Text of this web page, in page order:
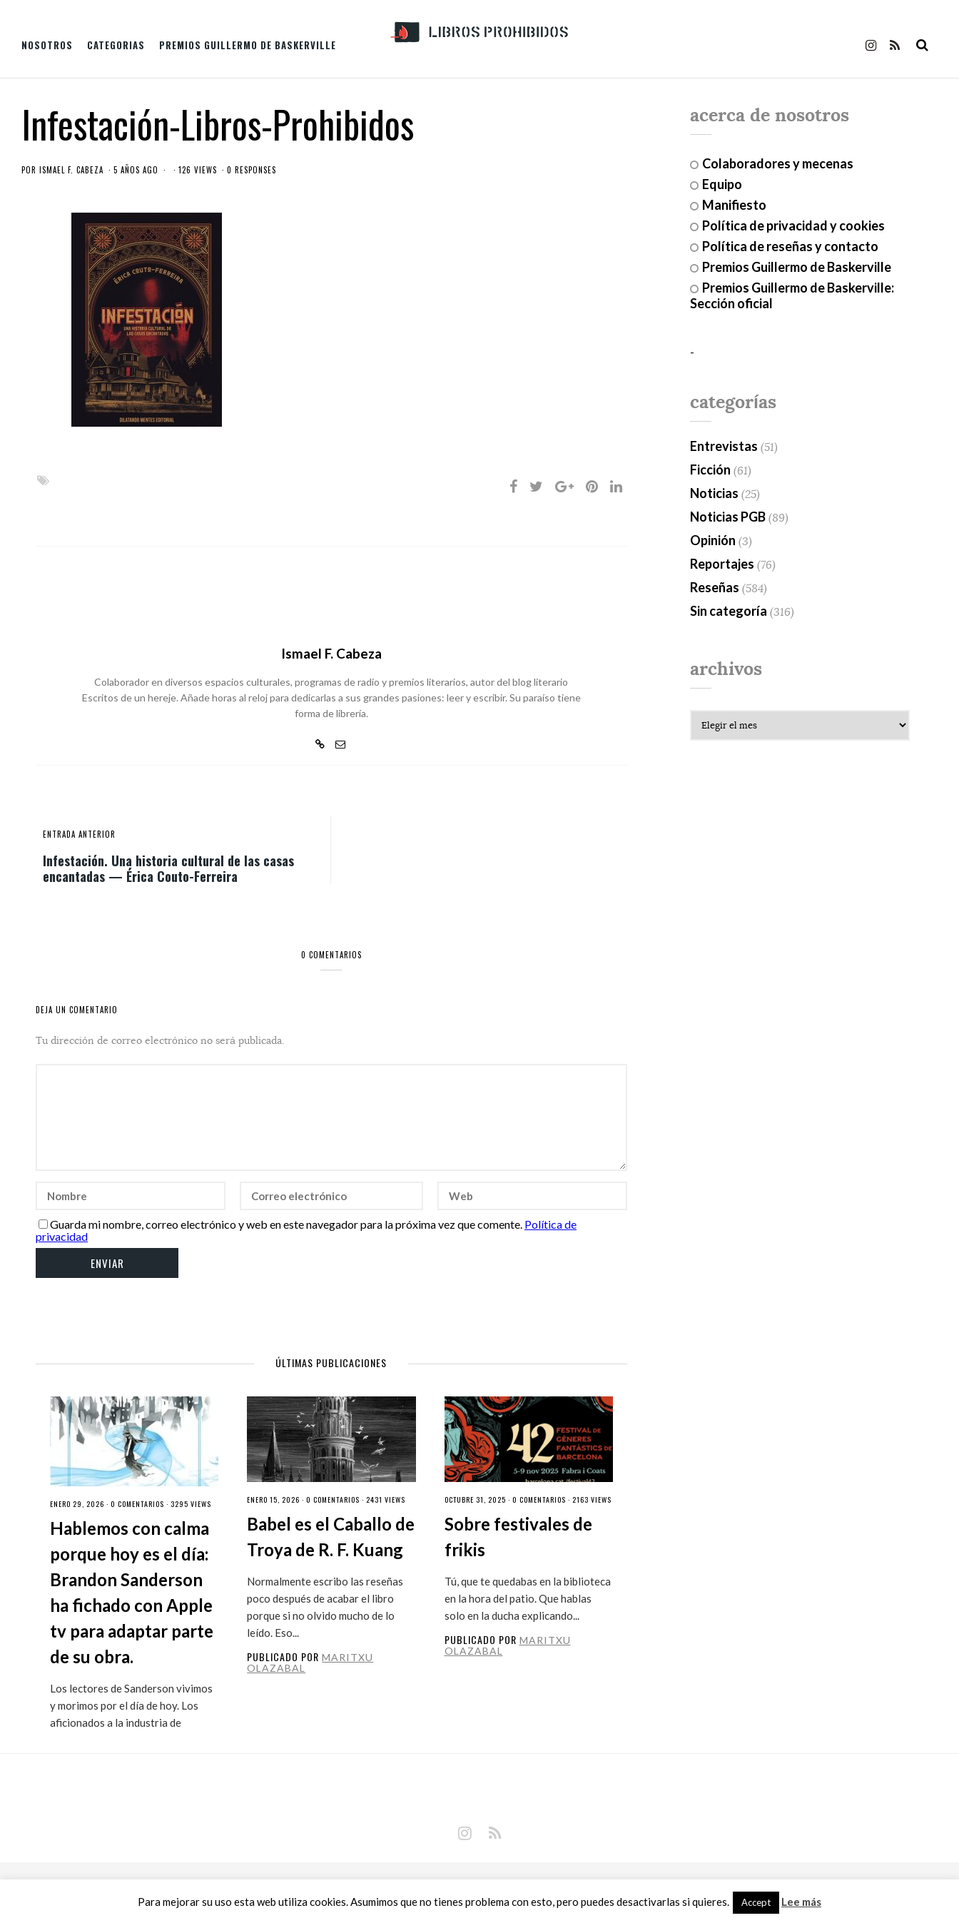
NOSOTROS CATEGORIAS PREMIOS GUILLERMO DE BASKERVILLE
Infestación-Libros-Prohibidos
POR ISMAEL F. CABEZA 5 AÑOS AGO 126 VIEWS 0 RESPONSES
Ismael F. Cabeza
Colaborador en diversos espacios culturales, programas de radio y premios literarios, autor del blog literario
Escritos de un hereje. Añade horas al reloj para dedicarlas a sus grandes pasiones: leer y escribir. Su paraíso tiene
forma de librería.
ENTRADA ANTERIOR
Infestación. Una historia cultural de las casas
encantadas — Érica Couto-Ferreira
0 COMENTARIOS
DEJA UN COMENTARIO
Tu dirección de correo electrónico no será publicada.
Guarda mi nombre, correo electrónico y web en este navegador para la próxima vez que comente. Política de
privacidad
ÚLTIMAS PUBLICACIONES
ENERO 29, 2026 · 0 COMENTARIOS · 3295 VIEWS
Hablemos con calma
porque hoy es el día:
Brandon Sanderson
ha fichado con Apple
tv para adaptar parte
de su obra.
Los lectores de Sanderson vivimos
y morimos por el día de hoy. Los
aficionados a la industria de
ENERO 15, 2026 ·0 COMENTARIOS · 2431 VIEWS
Babel es el Caballo de
Troya de R. F. Kuang
Normalmente escribo las reseñas
poco después de acabar el libro
porque si no olvido mucho de lo
leído. Eso...
PUBLICADO PORMARITXU
OLAZABAL
OCTUBRE 31, 2025 · 0 COMENTARIOS · 2163 VIEWS
Sobre festivales de
frikis
Tú, que te quedabas en la biblioteca
en la hora del patio. Que hablas
solo en la ducha explicando...
PUBLICADO POR MARITXU
OLAZABAL
acerca de nosotros
Colaboradores y mecenas
Equipo
Manifiesto
Política de privacidad y cookies
Política de reseñas y contacto
Premios Guillermo de Baskerville
Premios Guillermo de Baskerville:
Sección oficial
-
categorías
Entrevistas (51)
Ficción (61)
Noticias (25)
Noticias PGB (89)
Opinión (3)
Reportajes (76)
Reseñas (584)
Sin categoría (316)
archivos
Para mejorar su uso esta web utiliza cookies. Asumimos que no tienes problema con esto, pero puedes desactivarlas si quieres. Accept Lee más